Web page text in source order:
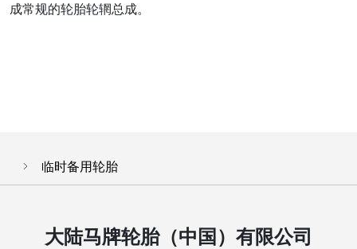
成常规的轮胎轮辋总成。
临时备用轮胎
大陆马牌轮胎（中国）有限公司